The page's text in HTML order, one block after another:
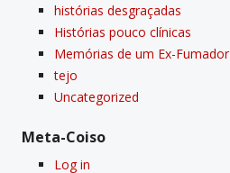
histórias desgraçadas
Histórias pouco clí­nicas
Memórias de um Ex-Fumador
tejo
Uncategorized
Meta-Coiso
Log in